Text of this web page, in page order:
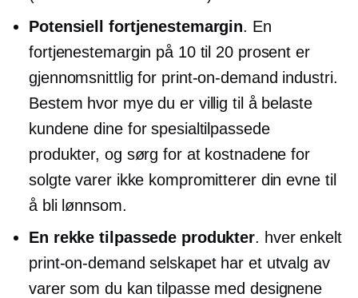
Potensiell fortjenestemargin. En
fortjenestemargin på 10 til 20 prosent er
gjennomsnittlig for print-on-demand industri.
Bestem hvor mye du er villig til å belaste
kundene dine for spesialtilpassede
produkter, og sørg for at kostnadene for
solgte varer ikke kompromitterer din evne til
å bli lønnsom.
En rekke tilpassede produkter. hver enkelt
print-on-demand selskapet har et utvalg av
varer som du kan tilpasse med designene